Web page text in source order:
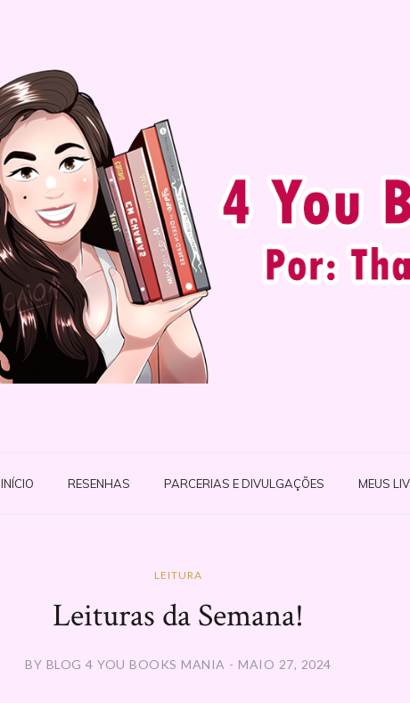
INÍCIO RESENHAS PARCERIAS E DIVULGAÇÕES MEUS
LEITURA
Leituras da Semana!
BY BLOG 4 YOU BOOKS MANIA - MAIO 27, 2024